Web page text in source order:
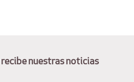
nuestras noticias